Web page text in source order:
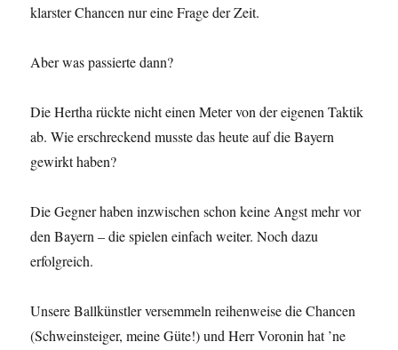
klarster Chancen nur eine Frage der Zeit.
Aber was passierte dann?
Die Hertha rückte nicht einen Meter von der eigenen Taktik
ab. Wie erschreckend musste das heute auf die Bayern
gewirkt haben?
Die Gegner haben inzwischen schon keine Angst mehr vor
den Bayern – die spielen einfach weiter. Noch dazu
erfolgreich.
Unsere Ballkünstler versemmeln reihenweise die Chancen
(Schweinsteiger, meine Güte!) und Herr Voronin hat ’ne